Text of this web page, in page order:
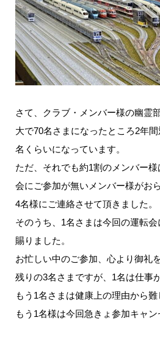
さて、クラブ・メンバー様の幽霊
大で70名さまになったところ2年
名くらいになっています。
ただ、それでも約1割のメンバー
会にご参加が無いメンバー様がお
4名様にご連絡させて頂きました。
そのうち、1名さまは今回の運転
賜りました。
お忙しい中のご参加、心より御礼
残りの3名さまですが、1名は仕事
もう1名さまは健康上の理由から難
もう1名様は今回急きょ参加キャン